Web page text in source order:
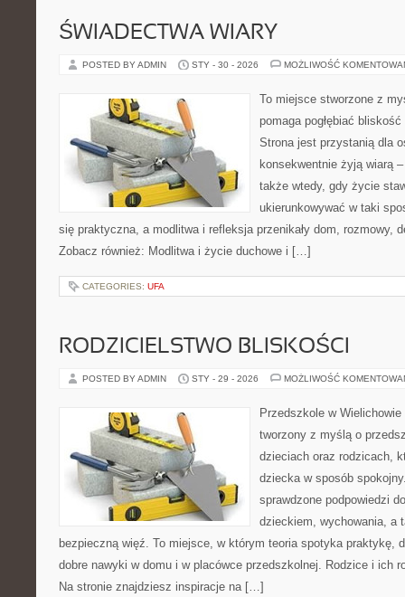
ŚWIADECTWA WIARY
POSTED BY ADMIN STY - 30 - 2026 MOŻLIWOŚĆ
To miejsce stworzone z
pomaga pogłębiać
Strona jest przystanią dla
konsekwentnie żyją wiarą
także wtedy, gdy życie
ukierunkowywać w taki
się praktyczna, a modlitwa i refleksja przenikały dom, rozmowy,
Zobacz również: Modlitwa i życie duchowe i […]
CATEGORIES: UFA
RODZICIELSTWO BLISKOŚCI
POSTED BY ADMIN STY - 29 - 2026 MOŻLIWOŚĆ
Przedszkole w
tworzony z myślą o
dzieciach oraz rodzicach,
dziecka w sposób
sprawdzone podpowiedzi
dzieckiem, wychowania, a
bezpieczną więź. To miejsce, w którym teoria spotyka praktykę,
dobre nawyki w domu i w placówce przedszkolnej. Rodzice i ich
Na stronie znajdziesz inspiracje na […]